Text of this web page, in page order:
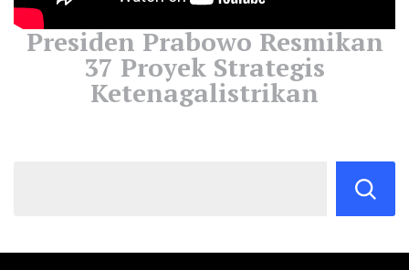
Presiden Prabowo Resmikan
37 Proyek Strategis
Ketenagalistrikan